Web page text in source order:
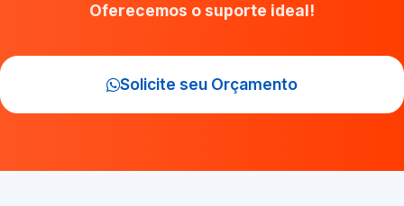
Oferecemos o suporte ideal!
Solicite seu Orçamento